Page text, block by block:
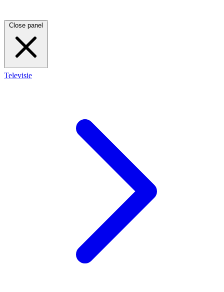
Close panel
Televisie